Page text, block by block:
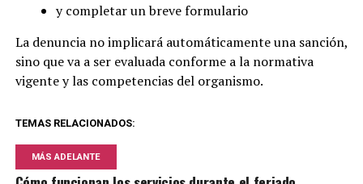
y completar un breve formulario
La denuncia no implicará automáticamente una sanción,
sino que va a ser evaluada conforme a la normativa
vigente y las competencias del organismo.
TEMAS RELACIONADOS:
MÁS ADELANTE